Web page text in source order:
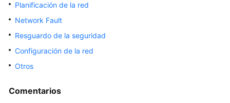
iniciales
Guía
usuario
Referencia
Planificación de la red
Network Fault
Resguardo de la seguridad
Configuración de la red
Otros
Comentarios